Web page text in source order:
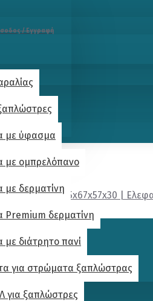
/ Εγγραφή
με ύφασμα
με ομπρελόπανο
με δερματίνη
Premium δερματίνη
διάτρητο πανί
για στρώματα ξαπλώστρας
για ξαπλώστρες
| 75x67x57x30 |